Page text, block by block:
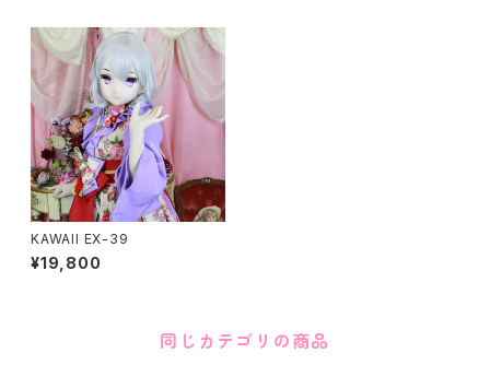
KAWAII EX-39
¥19,800
同じカテゴリの商品